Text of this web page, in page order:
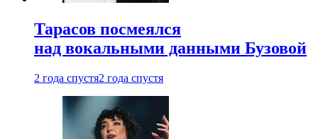
Тарасов посмеялся
над вокальными данными Бузовой
2 года спустя2 года спустя